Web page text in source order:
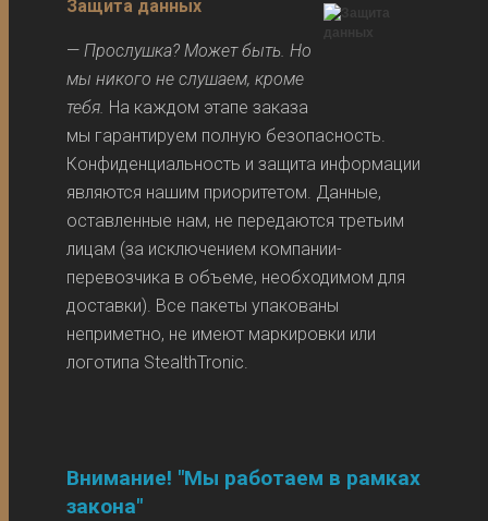
Защита данных
—Прослушка? Может быть. Но
мы никого не слушаем, кроме
тебя. На каждом этапе заказа
мы гарантируем полную безопасность.
Конфиденциальность и защита информации
являются нашим приоритетом. Данные,
оставленные нам, не передаются третьим
лицам (за исключением компании-
перевозчика в объеме, необходимом для
доставки). Все пакеты упакованы
неприметно, не имеют маркировки или
логотипа StealthTronic.
Внимание! "Мы работаем в рамках
закона"